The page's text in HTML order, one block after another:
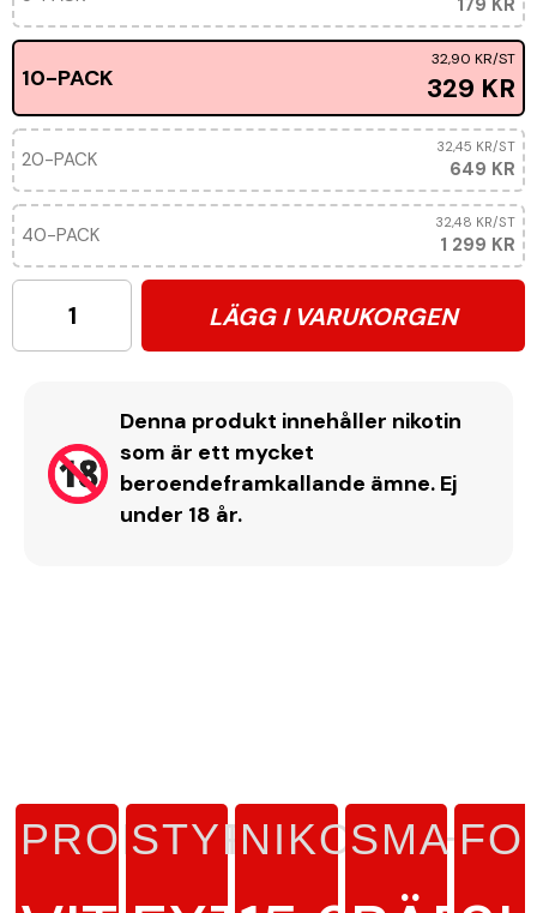
179 KR
10-PACK 329 KR
32,90 KR/ST
20-PACK 649 KR
32,45 KR/ST
40-PACK 1 299 KR
32,48 KR/ST
LÄGG I VARUKORGEN
Denna produkt innehåller nikotin
som är ett mycket
beroendeframkallande ämne. Ej
under 18 år.
PRODUKTTYP
STYRKA SMAK